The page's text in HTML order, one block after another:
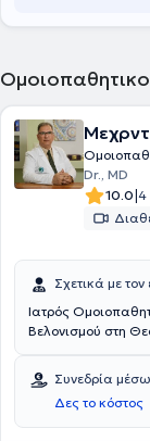
Dr., MD
10.0|4
Σχετικά με τον
Ιατρός
Βελονισμού στη
Συνεδρία
Δες το κόστος